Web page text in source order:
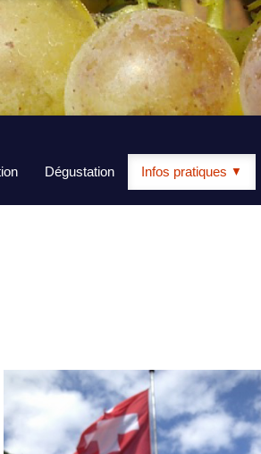
Dégustation Infos pratiques ▼